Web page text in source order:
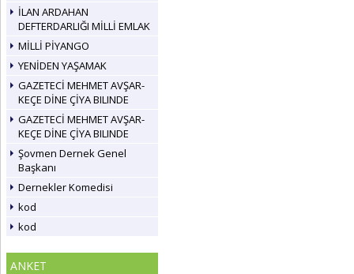
İLAN ARDAHAN
DEFTERDARLIĞI MİLLİ EMLAK
MİLLİ PİYANGO
YENİDEN YAŞAMAK
GAZETECİ MEHMET AVŞAR-
KEÇE DİNE ÇİYA BILINDE
GAZETECİ MEHMET AVŞAR-
KEÇE DİNE ÇİYA BILINDE
Şovmen Dernek Genel
Başkanı
Dernekler Komedisi
kod
kod
ANKET